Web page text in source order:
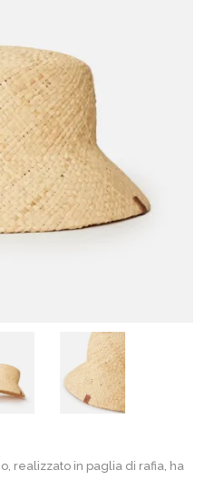
realizzato in paglia di rafia, ha